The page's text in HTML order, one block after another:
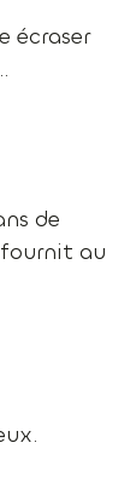
écraser
de
au